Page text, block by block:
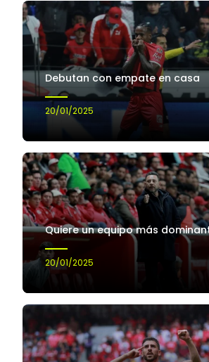
Debutan con empate en casa
20/01/2025
Quiere un equipo más
20/01/2025